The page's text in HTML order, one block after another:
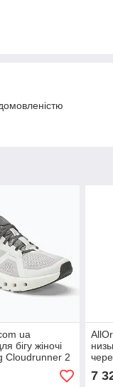
ua
бігу жіночі
Cloudrunner 2
7